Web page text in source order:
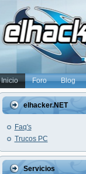
Inicio Foro Blog
elhacker.NET
Faq's
Trucos PC
Servicios